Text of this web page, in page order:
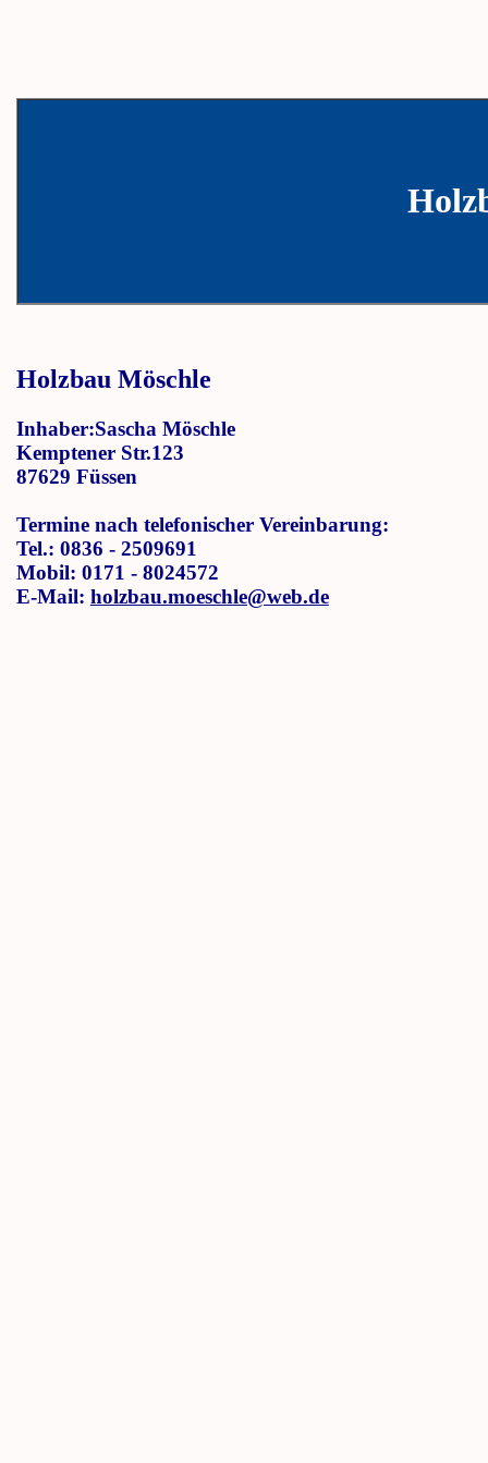
Holzbau Möschle
Inhaber:Sascha Möschle
Kemptener Str.123
87629 Füssen
Termine nach telefonischer Vereinbarung:
Tel.: 0836 - 2509691
Mobil: 0171 - 8024572
E-Mail: holzbau.moeschle@web.de